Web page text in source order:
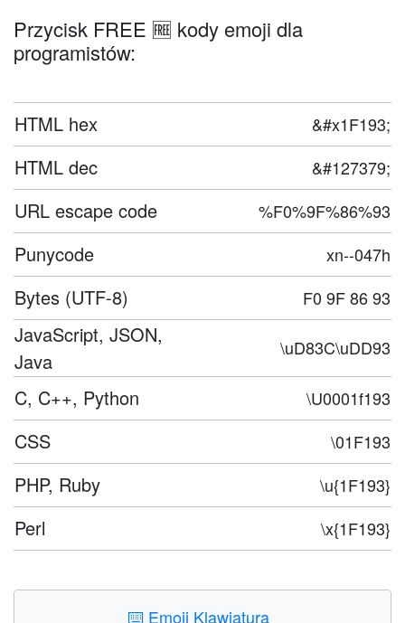
Przycisk FREE 🆓 kody emoji dla
programistów:
HTML hex &#x1F193;
HTML dec &#127379;
URL escape code %F0%9F%86%93
Punycode xn--047h
Bytes (UTF-8) F0 9F 86 93
JavaScript, JSON,
Java
\uD83C\uDD93
C, C++, Python \U0001f193
CSS \01F193
PHP, Ruby \u{1F193}
Perl \x{1F193}
⌨️ Emoji Klawiatura